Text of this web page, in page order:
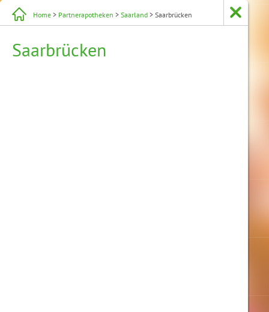
Home > Partnerapotheken > Saarland > Saarbrücken
Saarbrücken